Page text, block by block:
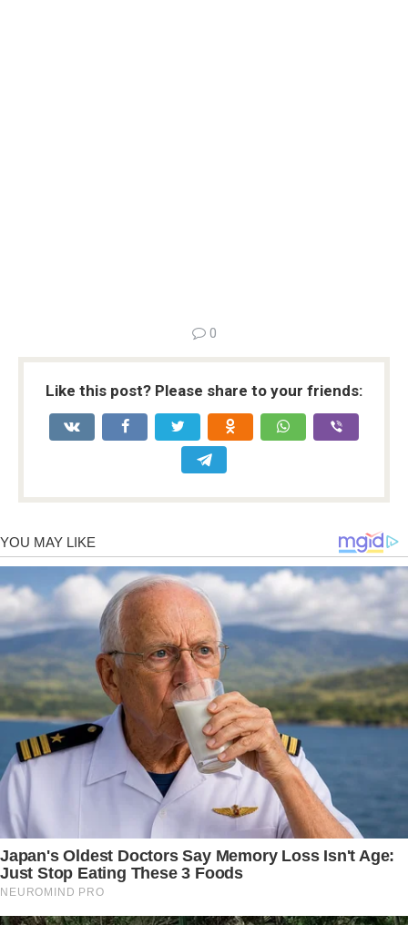
0
Like this post? Please share to your friends: